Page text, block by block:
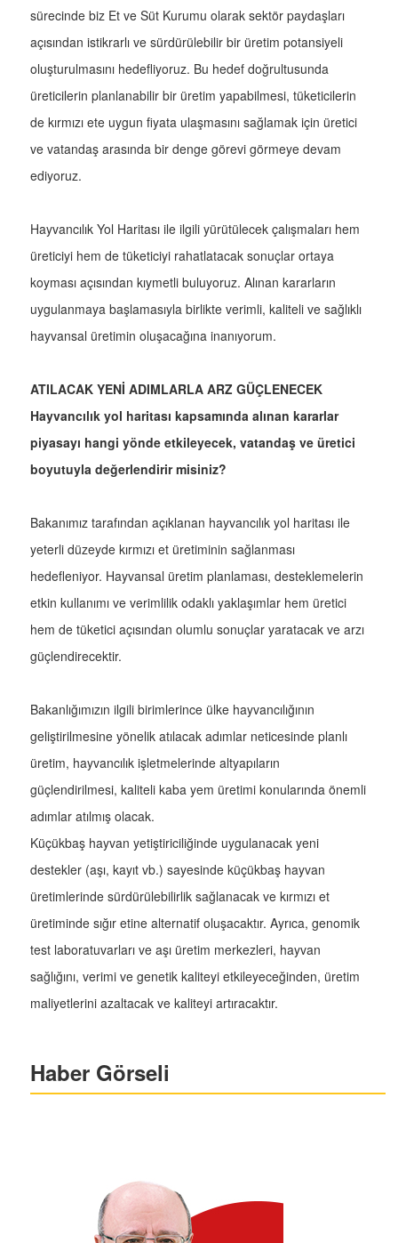
sürecinde biz Et ve Süt Kurumu olarak sektör paydaşları
açısından istikrarlı ve sürdürülebilir bir üretim potansiyeli
oluşturulmasını hedefliyoruz. Bu hedef doğrultusunda
üreticilerin planlanabilir bir üretim yapabilmesi, tüketicilerin
de kırmızı ete uygun fiyata ulaşmasını sağlamak için üretici
ve vatandaş arasında bir denge görevi görmeye devam
ediyoruz.
Hayvancılık Yol Haritası ile ilgili yürütülecek çalışmaları hem
üreticiyi hem de tüketiciyi rahatlatacak sonuçlar ortaya
koyması açısından kıymetli buluyoruz. Alınan kararların
uygulanmaya başlamasıyla birlikte verimli, kaliteli ve sağlıklı
hayvansal üretimin oluşacağına inanıyorum.
ATILACAK YENİ ADIMLARLA ARZ GÜÇLENECEK
Hayvancılık yol haritası kapsamında alınan kararlar
piyasayı hangi yönde etkileyecek, vatandaş ve üretici
boyutuyla değerlendirir misiniz?
Bakanımız tarafından açıklanan hayvancılık yol haritası ile
yeterli düzeyde kırmızı et üretiminin sağlanması
hedefleniyor. Hayvansal üretim planlaması, desteklemelerin
etkin kullanımı ve verimlilik odaklı yaklaşımlar hem üretici
hem de tüketici açısından olumlu sonuçlar yaratacak ve arzı
güçlendirecektir.
Bakanlığımızın ilgili birimlerince ülke hayvancılığının
geliştirilmesine yönelik atılacak adımlar neticesinde planlı
üretim, hayvancılık işletmelerinde altyapıların
güçlendirilmesi, kaliteli kaba yem üretimi konularında önemli
adımlar atılmış olacak.
Küçükbaş hayvan yetiştiriciliğinde uygulanacak yeni
destekler (aşı, kayıt vb.) sayesinde küçükbaş hayvan
üretimlerinde sürdürülebilirlik sağlanacak ve kırmızı et
üretiminde sığır etine alternatif oluşacaktır. Ayrıca, genomik
test laboratuvarları ve aşı üretim merkezleri, hayvan
sağlığını, verimi ve genetik kaliteyi etkileyeceğinden, üretim
maliyetlerini azaltacak ve kaliteyi artıracaktır.
Haber Görseli